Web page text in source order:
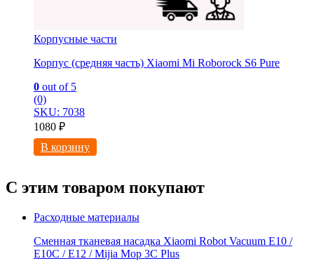
Корпусные части
Корпус (средняя часть) Xiaomi Mi Roborock S6 Pure
0 out of 5
(0)
SKU: 7038
1080 ₽
В корзину
С этим товаром покупают
Расходные материалы
Сменная тканевая насадка Xiaomi Robot Vacuum E10 /
E10C / E12 / Mijia Mop 3С Рlus